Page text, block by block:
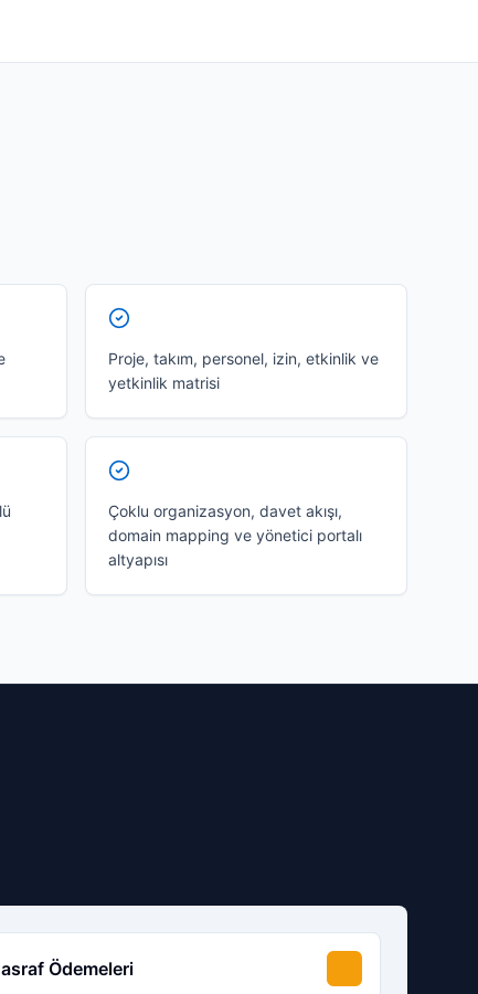
Proje, takım, personel, izin, etkinlik ve
yetkinlik matrisi
Çoklu organizasyon, davet akışı,
domain mapping ve yönetici portalı
altyapısı
Ödemeleri